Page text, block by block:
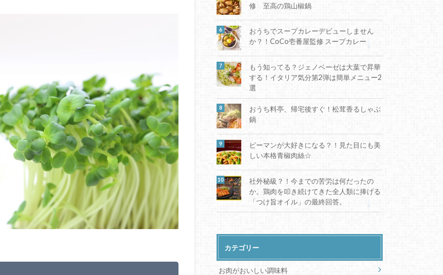
修 至高の鶏山椒鍋
おうちでスープカレーデビューしません
か？！CoCo壱番屋監修 スープカレー
もう知ってる？ジェノベーゼは大葉で昇華
する！イタリア気分第2弾は簡単メニュー2
選
おうち料亭、帰宅後すぐ！松茸香るしゃぶ
鍋
ピーマンが大好きになる？！見た目にも美
しい本格青椒肉絲☆
社外秘級？！今までの苦労は何だったの
か。鶏肉を叩き続けてきた全人類に捧げる
「つけ旨オイル」の最終回答。
カテゴリー
お肉がおいしい調味料